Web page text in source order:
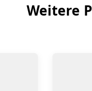
Weitere